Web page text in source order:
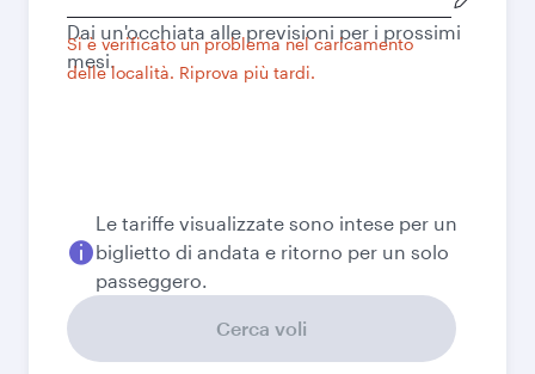
di
partenza
Si è verificato un problema nel caricamento
delle località. Riprova più tardi.
Dai un'occhiata alle previsioni per i prossimi
mesi.
Le tariffe visualizzate sono intese per un
biglietto di andata e ritorno per un solo
passeggero.
Cerca voli